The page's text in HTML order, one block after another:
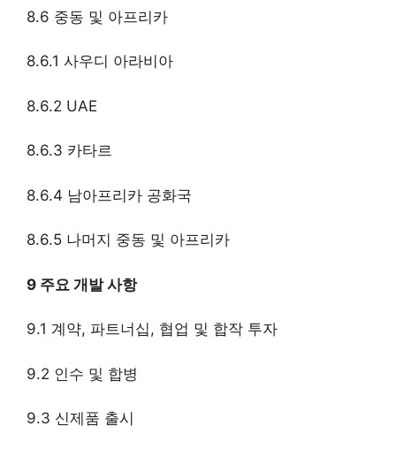
8.6 중동 및 아프리카
8.6.1 사우디 아라비아
8.6.2 UAE
8.6.3 카타르
8.6.4 남아프리카 공화국
8.6.5 나머지 중동 및 아프리카
9 주요 개발 사항
9.1 계약, 파트너십, 협업 및 합작 투자
9.2 인수 및 합병
9.3 신제품 출시